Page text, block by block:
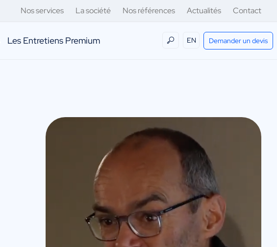
Nos services La société Nos références Actualités Contact
Les Entretiens Premium EN Demander un devis